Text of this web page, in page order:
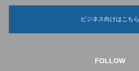
ビジネス向けはこちら
FOLLOW